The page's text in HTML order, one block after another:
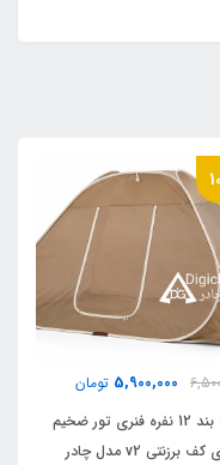
تصویر روی کیف
5,900,000 تومان
پشه‌ بند 12 نفره فنری تور ضخیم
شتری کف برزنتی v2 مدل چادر